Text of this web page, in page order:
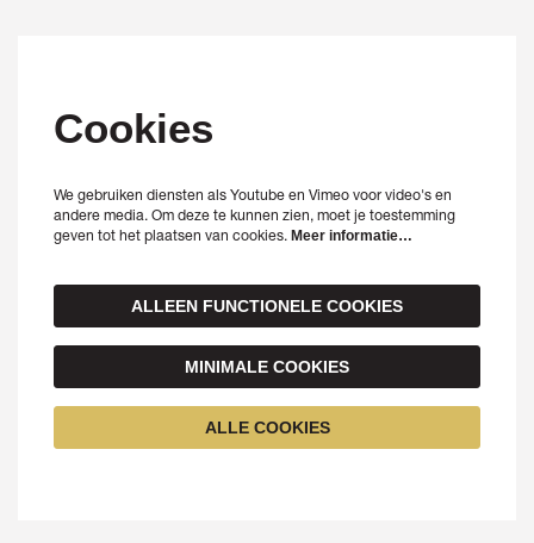
Cookies
We gebruiken diensten als Youtube en Vimeo voor video's en
andere media. Om deze te kunnen zien, moet je toestemming
geven tot het plaatsen van cookies. Meer informatie…
ALLEEN FUNCTIONELE COOKIES
MINIMALE COOKIES
ALLE COOKIES